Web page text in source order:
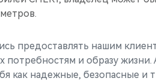
предоставлять нашим
потребностям и образу
как надежные, безопасные